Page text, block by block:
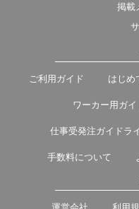
掲載
ご利用ガイド はじめ
ワーカー用ガイ
仕事受発注ガイドラ
手数料について